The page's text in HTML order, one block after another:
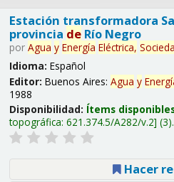
Estación transformadora
provincia deRío Negro
por Agua y Energía Eléctrica,
Idioma: Español
Editor: Buenos Aires: Agua y
1988
Disponibilidad: Ítems
topográfica: 621.374.5/A282/v.2 (3).
Hacer